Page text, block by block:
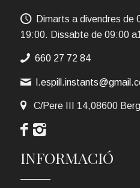
Dimarts a divendres de
19:00. Dissabte de 09:00
660 27 72 84
C/Pere III 14,08600
INFORMACIÓ